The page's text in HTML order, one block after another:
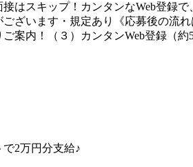
スキップ！カンタンなWeb登録
ざいます・規定あり《応募後の流れ
案内！（３）カンタンWeb登録
2万円分支給♪